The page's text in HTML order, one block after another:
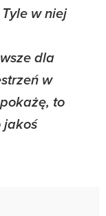
w niej
dla
w
to
jakoś